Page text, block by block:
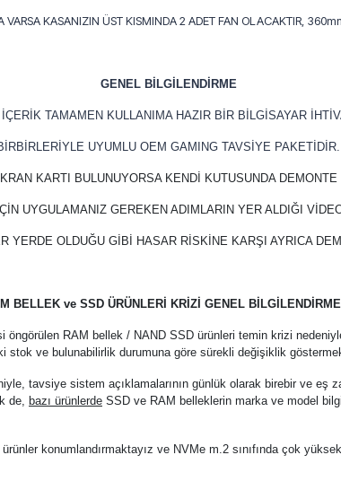
KASANIZIN ÜST KISMINDA 2 ADET FAN OLACAKTIR,
GENEL BİLGİLENDİRME
TAMAMEN KULLANIMA HAZIR BİR BİLGİSAYAR
UYUMLU OEM GAMING TAVSİYE PAKETİDİR.
KARTI BULUNUYORSA KENDİ KUTUSUNDA
UYGULAMANIZ GEREKEN ADIMLARIN YER ALDIĞI
YERDE OLDUĞU GİBİ HASAR RİSKİNE KARŞI AYRICA
BELLEK ve SSD ÜRÜNLERİ KRİZİ GENEL
öngörülen RAM bellek / NAND SSD ürünleri temin krizi
stok ve bulunabilirlik durumuna göre sürekli değişiklik
tavsiye sistem açıklamalarının günlük olarak birebir ve eş
de, bazı ürünlerdeSSD ve RAM belleklerin marka ve model
konumlandırmaktayız ve NVMe m.2 sınıfında çok